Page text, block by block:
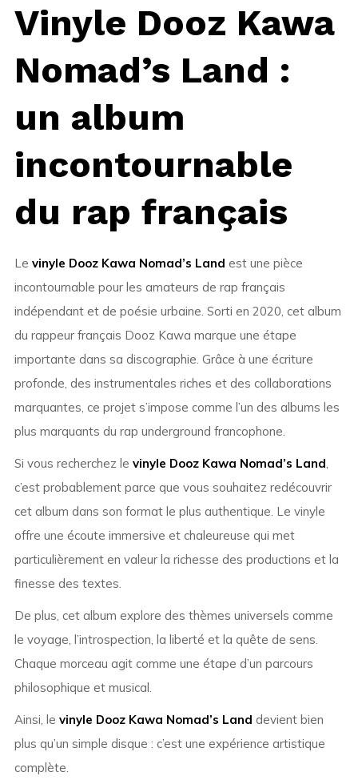
Vinyle Dooz Kawa
Nomad’s Land :
un album
incontournable
du rap français
Le vinyle Dooz Kawa Nomad’s Land est une pièce
incontournable pour les amateurs de rap français
indépendant et de poésie urbaine. Sorti en 2020, cet album
du rappeur français Dooz Kawa marque une étape
importante dans sa discographie. Grâce à une écriture
profonde, des instrumentales riches et des collaborations
marquantes, ce projet s’impose comme l’un des albums les
plus marquants du rap underground francophone.
Si vous recherchez le vinyle Dooz Kawa Nomad’s Land,
c’est probablement parce que vous souhaitez redécouvrir
cet album dans son format le plus authentique. Le vinyle
offre une écoute immersive et chaleureuse qui met
particulièrement en valeur la richesse des productions et la
finesse des textes.
De plus, cet album explore des thèmes universels comme
le voyage, l’introspection, la liberté et la quête de sens.
Chaque morceau agit comme une étape d’un parcours
philosophique et musical.
Ainsi, le vinyle Dooz Kawa Nomad’s Land devient bien
plus qu’un simple disque : c’est une expérience artistique
complète.